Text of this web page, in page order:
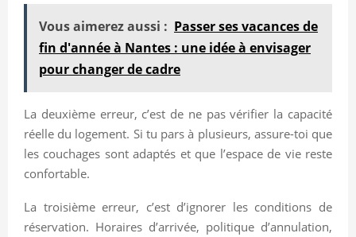
Vous aimerez aussi : Passer ses vacances de
fin d'année à Nantes : une idée à envisager
pour changer de cadre
La deuxième erreur, c’est de ne pas vérifier la capacité
réelle du logement. Si tu pars à plusieurs, assure-toi que
les couchages sont adaptés et que l’espace de vie reste
confortable.
La troisième erreur, c’est d’ignorer les conditions de
réservation. Horaires d’arrivée, politique d’annulation,